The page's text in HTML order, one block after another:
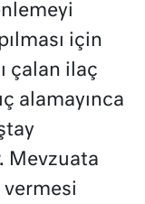
için
çalan ilaç
alamayınca
Mevzuata
vermesi